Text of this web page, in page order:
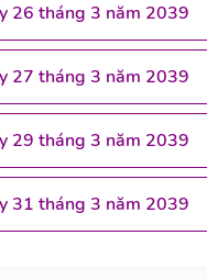
26 tháng 3 năm 2039
27 tháng 3 năm 2039
29 tháng 3 năm 2039
31 tháng 3 năm 2039